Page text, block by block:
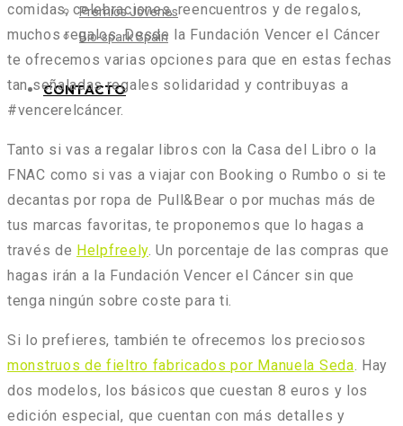
Premios Jóvenes
Bio-spark Spain
CONTACTO
comidas, celebraciones, reencuentros y de regalos,
muchos regalos. Desde la Fundación Vencer el Cáncer
te ofrecemos varias opciones para que en estas fechas
tan señaladas regales solidaridad y contribuyas a
#vencerelcáncer.
Tanto si vas a regalar libros con la Casa del Libro o la
FNAC como si vas a viajar con Booking o Rumbo o si te
decantas por ropa de Pull&Bear o por muchas más de
tus marcas favoritas, te proponemos que lo hagas a
través de Helpfreely. Un porcentaje de las compras que
hagas irán a la Fundación Vencer el Cáncer sin que
tenga ningún sobre coste para ti.
Si lo prefieres, también te ofrecemos los preciosos
monstruos de fieltro fabricados por Manuela Seda. Hay
dos modelos, los básicos que cuestan 8 euros y los
edición especial, que cuentan con más detalles y